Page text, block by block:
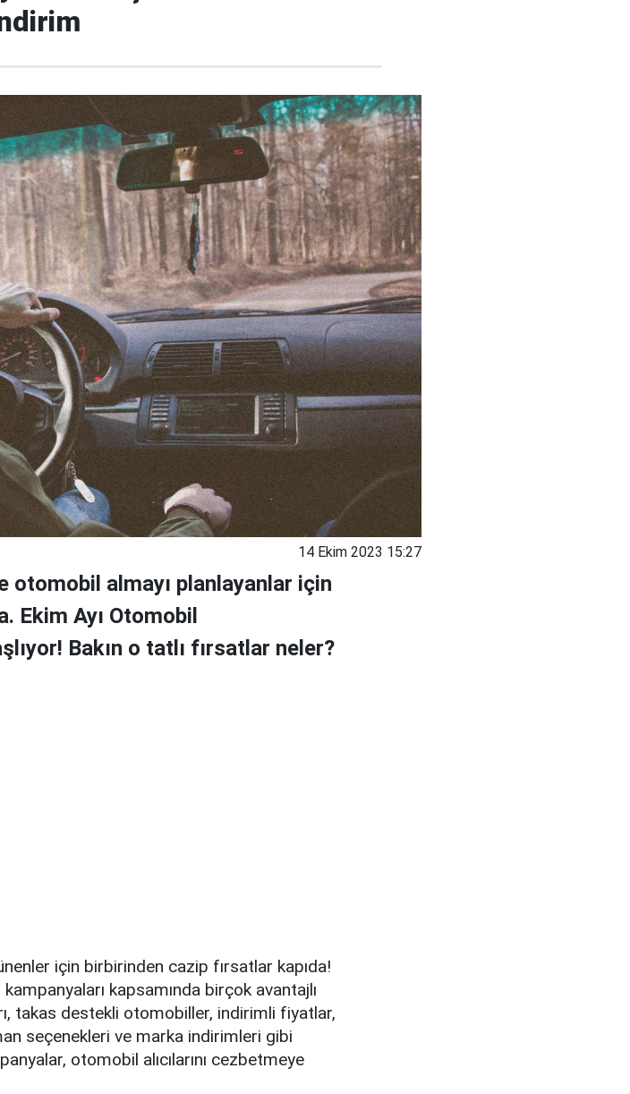
14 Ekim 2023 15:27
otomobil almayı planlayanlar için
Ekim Ayı Otomobil
Bakın o tatlı fırsatlar neler?
için birbirinden cazip fırsatlar kapıda!
kapsamında birçok avantajlı
takas destekli otomobiller, indirimli fiyatlar,
seçenekleri ve marka indirimleri gibi
otomobil alıcılarını cezbetmeye